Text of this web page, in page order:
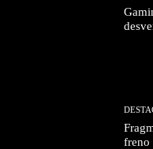
freno